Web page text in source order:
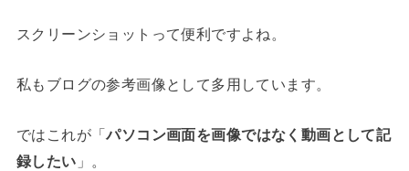
スクリーンショットって便利ですよね。
私もブログの参考画像として多用しています。
ではこれが「パソコン画面を画像ではなく動画として記
録したい 」。